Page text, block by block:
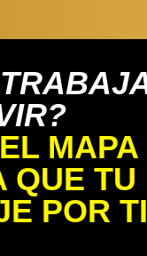
MAPA
QUE TU
POR TI